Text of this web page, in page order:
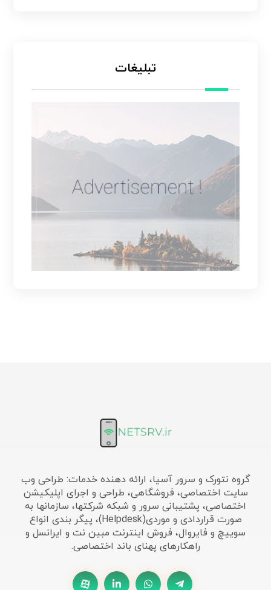
تبلیغات
گروه نتورک و سرور آسیا، ارائه دهنده خدمات: طراحی وب
سایت اختصاصی، فروشگاهی، طراحی و اجرای اپلیکیشن
اختصاصی، پشتیبانی سرور و شبکه شرکتها، سازمانها به
صورت قراردادی و موردی(Helpdesk)، پیگر بندی انواع
سوییچ و فایروال، فروش اینترنت مبین نت و ایرانسل و
راهکارهای پهنای باند اختصاصی.